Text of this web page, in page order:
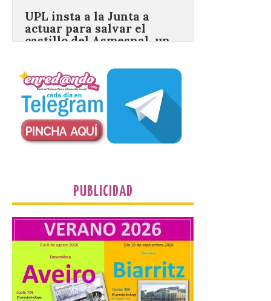
BIC en estado de ruina
7 Ago 2026
Un Bien de Interés
Cultural abandonado
desde 1949. Los
procuradores leonesistas
plantean que la Junta
contacte cuanto antes con los
propietarios para exigirles medidas
inmediatas que frenen el deterioro y el
La Universidad de León
distribuye folletos con la
programación del evento
del eclipse solar que
organiza con la ESA y el
Ayuntamiento
7 Ago 2026
PUBLICIDAD